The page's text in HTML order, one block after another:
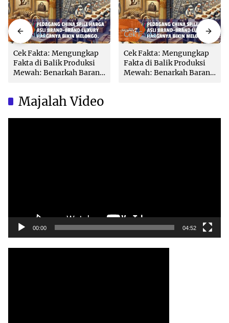
Cek Fakta
Cek Fakta: Mengungkap
Fakta di Balik Produksi
Mewah: Benarkah Barang
Cek Fakta
Cek Fakta: Mengungkap
Fakta di Balik Produksi
Mewah: Benarkah Barang
Majalah Video
00:00 04:52